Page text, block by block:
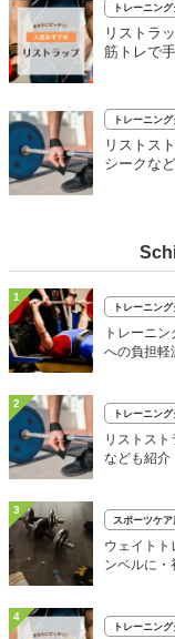
トレーニン
リストラ
筋トレで
トレーニン
リストス
シークな
1
トレーニン
トレーニ
への負担軽
2
トレーニン
リストス
なども紹介
3
スポーツケア
ウェイト
ンベルに・
4
トレーニン